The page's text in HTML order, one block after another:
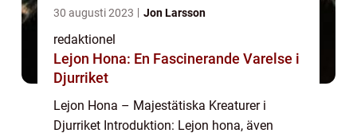
30 augusti 2023 Jon Larsson
redaktionel
Lejon Hona: En Fascinerande Varelse i
Djurriket
Lejon Hona – Majestätiska Kreaturer i
Djurriket Introduktion: Lejon hona, även